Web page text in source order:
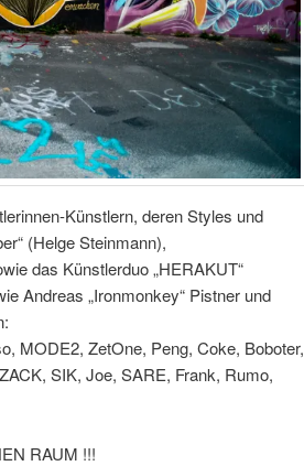
Künstlern, deren Styles und
(Helge Steinmann),
das Künstlerduo „HERAKUT“
Andreas „Ironmonkey“ Pistner und
MODE2, ZetOne, Peng, Coke, Boboter,
SIK, Joe, SARE, Frank, Rumo,
RAUM !!!